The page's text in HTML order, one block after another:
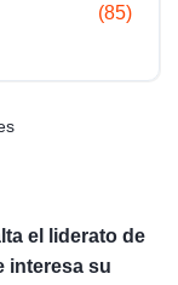
(85)
el liderato de
interesa su